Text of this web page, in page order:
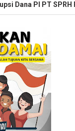
PI PT SPRH